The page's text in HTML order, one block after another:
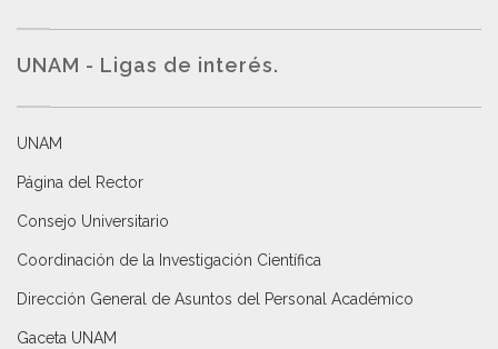
UNAM - Ligas de interés.
UNAM
Página del Rector
Consejo Universitario
Coordinación de la Investigación Científica
Dirección General de Asuntos del Personal Académico
Gaceta UNAM